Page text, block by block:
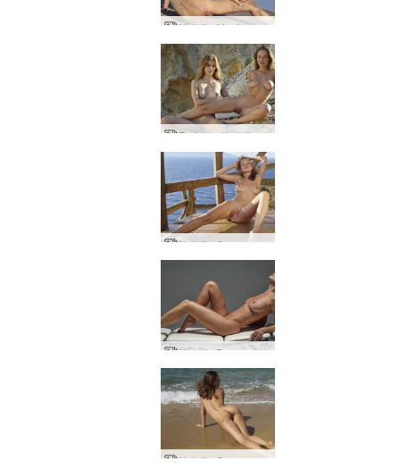
Natalia Musim panas
Emi dan Natalia Hutan belantara
Natalia Semangat Santorini
Natalia Perawatan kecantikan
Natalia Seorang bayi pantai yang cantik